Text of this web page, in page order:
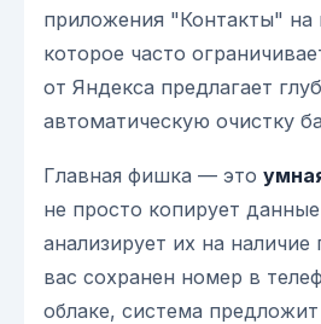
приложения "Контакты" на
которое часто
от Яндекса предлагает
автоматическую очистку
Главная фишка — это
не просто копирует
анализирует их на
вас сохранен номер в
облаке, система